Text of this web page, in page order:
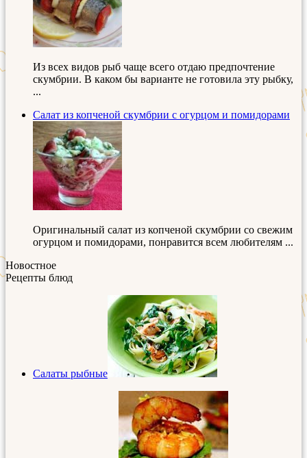
Из всех видов рыб чаще всего отдаю предпочтение
скумбрии. В каком бы варианте не готовила эту рыбку,
...
Салат из копченой скумбрии с огурцом и помидорами
Оригинальный салат из копченой скумбрии со свежим
огурцом и помидорами, понравится всем любителям ...
Новостное
Рецепты блюд
Салаты рыбные